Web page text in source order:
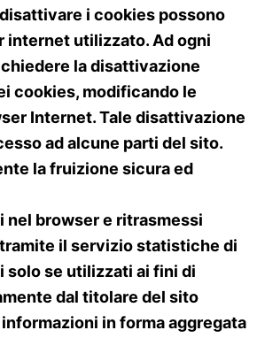
i cookies possono
internet utilizzato. Ad ogni
la disattivazione
cookies, modificando le
Internet. Tale disattivazione
ad alcune parti del sito.
la fruizione sicura ed
nel browser e ritrasmessi
il servizio statistiche di
solo se utilizzati ai fini di
dal titolare del sito
in forma aggregata